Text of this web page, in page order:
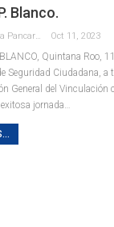
Blanco.
Oct 11, 2023
Quintana Roo,
Seguridad Ciudadana, a
General del Vinculación
jornada